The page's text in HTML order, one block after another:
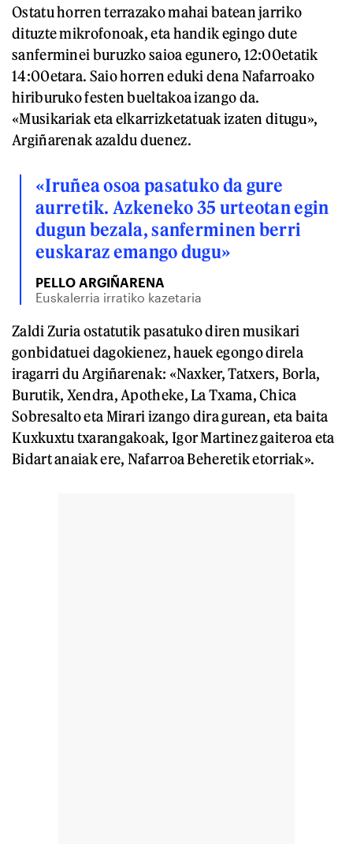
Ostatu horren terrazako mahai batean jarriko
dituzte mikrofonoak, eta handik egingo dute
sanferminei buruzko saioa egunero, 12:00etatik
14:00etara. Saio horren eduki dena Nafarroako
hiriburuko festen bueltakoa izango da.
«Musikariak eta elkarrizketatuak izaten ditugu»,
Argiñarenak azaldu duenez.
«Iruñea osoa pasatuko da gure
aurretik. Azkeneko 35 urteotan egin
dugun bezala, sanferminen berri
euskaraz emango dugu»
PELLO ARGIÑARENA
Euskalerria irratiko kazetaria
Zaldi Zuria ostatutik pasatuko diren musikari
gonbidatuei dagokienez, hauek egongo direla
iragarri du Argiñarenak: «Naxker, Tatxers, Borla,
Burutik, Xendra, Apotheke, La Txama, Chica
Sobresalto eta Mirari izango dira gurean, eta baita
Kuxkuxtu txarangakoak, Igor Martinez gaiteroa eta
Bidart anaiak ere, Nafarroa Beheretik etorriak».